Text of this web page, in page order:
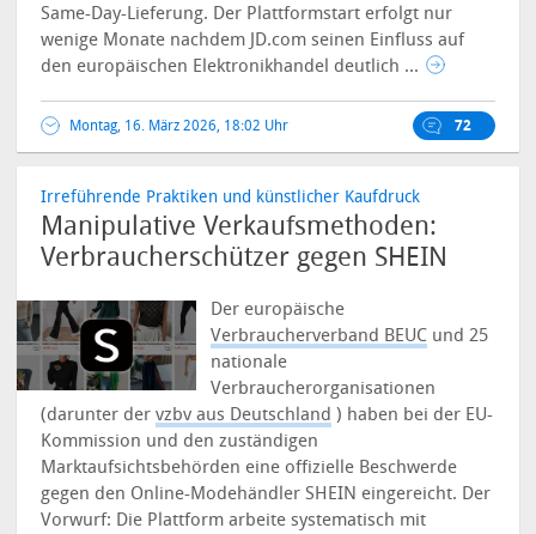
Same-Day-Lieferung. Der Plattformstart erfolgt nur
wenige Monate nachdem JD.com seinen Einfluss auf
den europäischen Elektronikhandel deutlich ...
Montag, 16. März 2026, 18:02 Uhr 72
Irreführende Praktiken und künstlicher Kaufdruck
Manipulative Verkaufsmethoden:
Verbraucherschützer gegen SHEIN
Der europäische
Verbraucherverband BEUC und 25
nationale
Verbraucherorganisationen
(darunter dervzbv aus Deutschland ) haben bei der EU-
Kommission und den zuständigen
Marktaufsichtsbehörden eine offizielle Beschwerde
gegen den Online-Modehändler SHEIN eingereicht. Der
Vorwurf: Die Plattform arbeite systematisch mit